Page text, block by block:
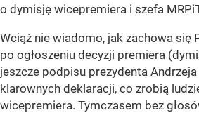
o dymisję wicepremiera i szefa
Wciąż nie wiadomo, jak zachowa się
po ogłoszeniu decyzji premiera
jeszcze podpisu prezydenta Andrzeja
klarownych deklaracji, co zrobią
wicepremiera. Tymczasem bez